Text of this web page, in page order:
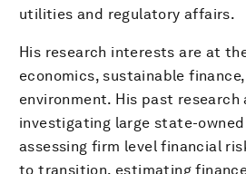
utilities and regulatory affairs.
His research interests are at
economics, sustainable
environment. His past research
investigating large state-owned
assessing firm level financial
to transition, estimating